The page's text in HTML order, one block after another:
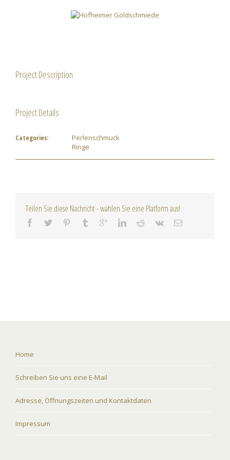
Project Description
Project Details
Categories:
Perlenschmuck
Ringe
Teilen Sie diese Nachricht - wählen Sie eine Platform aus!
Home
Schreiben Sie uns eine E-Mail
Adresse, Öffnungszeiten und Kontaktdaten
Impressum